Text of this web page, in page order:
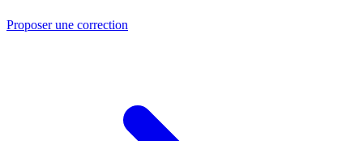
Proposer une correction